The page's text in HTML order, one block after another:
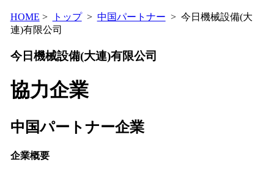
HOME > トップ> 中国パートナー > 今日機械設備(大
連)有限公司
今日機械設備(大連)有限公司
協力企業
中国パートナー企業
企業概要